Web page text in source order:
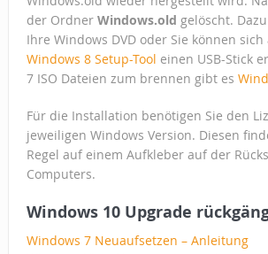
der Ordner Windows.old gelöscht.
Ihre Windows DVD oder Sie können
Windows 8 Setup-Tool einen USB-Stick
7 ISO Dateien zum brennen gibt es
Für die Installation benötigen Sie den
jeweiligen Windows Version. Diesen
Regel auf einem Aufkleber auf der
Computers.
Windows 10 Upgrade
Windows 7 Neuaufsetzen – Anleitung